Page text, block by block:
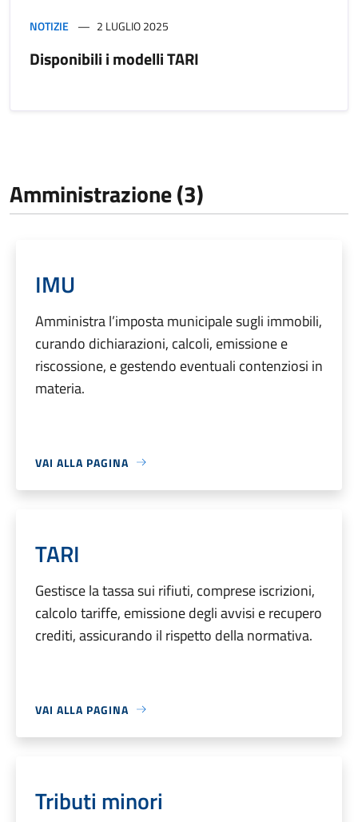
NOTIZIE 2 LUGLIO 2025
Disponibili i modelli TARI
Amministrazione (3)
IMU
Amministra l’imposta municipale sugli immobili,
curando dichiarazioni, calcoli, emissione e
riscossione, e gestendo eventuali contenziosi in
materia.
VAI ALLA PAGINA
TARI
Gestisce la tassa sui rifiuti, comprese iscrizioni,
calcolo tariffe, emissione degli avvisi e recupero
crediti, assicurando il rispetto della normativa.
VAI ALLA PAGINA
Tributi minori